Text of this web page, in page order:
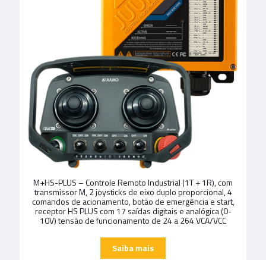
M+HS-PLUS – Controle Remoto Industrial (1T + 1R), com
transmissor M, 2 joysticks de eixo duplo proporcional, 4
comandos de acionamento, botão de emergência e start,
receptor HS PLUS com 17 saídas digitais e analógica (0-
10V) tensão de funcionamento de 24 a 264 VCA/VCC